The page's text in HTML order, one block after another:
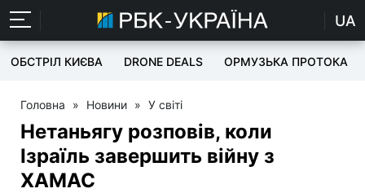
UA
ОБСТРІЛ КИЄВА DRONE DEALS ОРМУЗЬКА ПРОТОКА
Головна » Новини » У світі
Нетаньягу розповів, коли
Ізраїль завершить війну з
ХАМАС